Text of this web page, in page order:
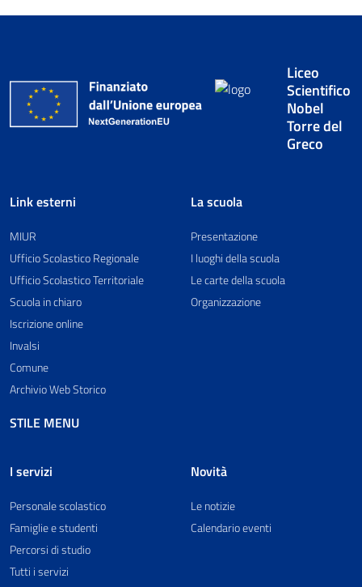
Liceo
Scientifico
Nobel
Torre del
Greco
Link esterni
MIUR
Ufficio Scolastico Regionale
Ufficio Scolastico Territoriale
Scuola in chiaro
Iscrizione online
Invalsi
Comune
Archivio Web Storico
STILE MENU
La scuola
Presentazione
I luoghi della scuola
Le carte della scuola
Organizzazione
I servizi
Personale scolastico
Famiglie e studenti
Percorsi di studio
Tutti i servizi
Novità
Le notizie
Calendario eventi